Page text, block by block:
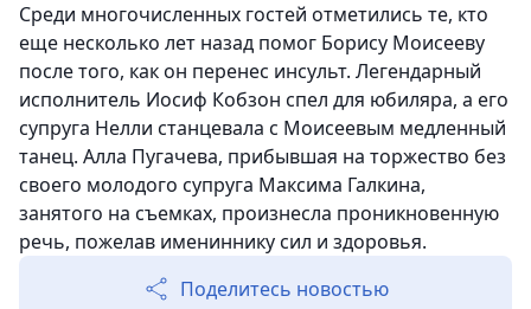
Среди многочисленных гостей отметились те, кто
еще несколько лет назад помог Борису Моисееву
после того, как он перенес инсульт. Легендарный
исполнитель Иосиф Кобзон спел для юбиляра, а его
супруга Нелли станцевала с Моисеевым медленный
танец. Алла Пугачева, прибывшая на торжество без
своего молодого супруга Максима Галкина,
занятого на съемках, произнесла проникновенную
речь, пожелав имениннику сил и здоровья.
Поделитесь новостью